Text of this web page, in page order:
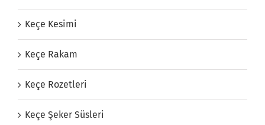
Keçe Kesimi
Keçe Rakam
Keçe Rozetleri
Keçe Şeker Süsleri